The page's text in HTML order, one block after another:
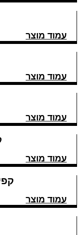
עמוד מוצר
עמוד מוצר
עמוד מוצר
עמוד מוצר
עמוד מוצר